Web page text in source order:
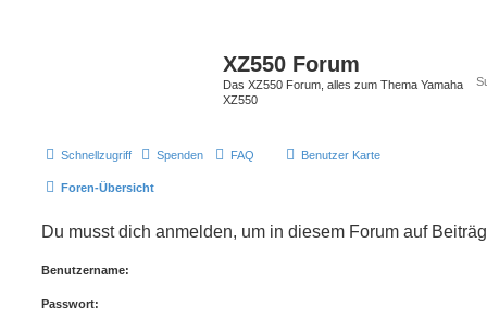
XZ550 Forum
Das XZ550 Forum, alles zum Thema Yamaha
XZ550
Schnellzugriff Spenden FAQ Benutzer Karte
Foren-Übersicht
Du musst dich anmelden, um in diesem Forum auf
Benutzername:
Passwort: